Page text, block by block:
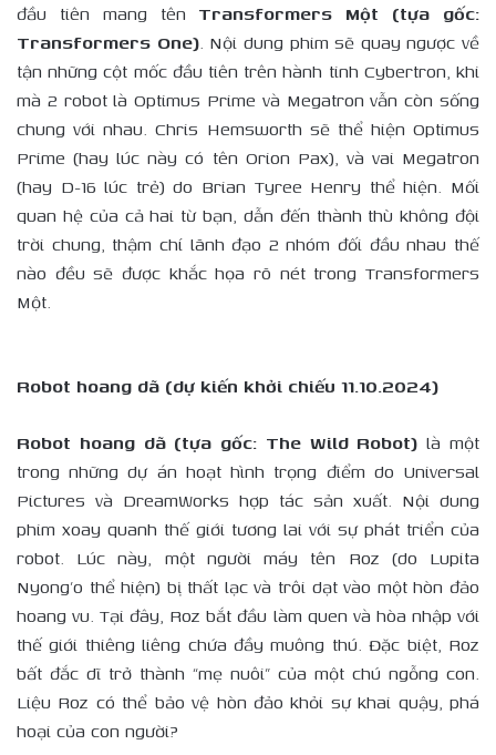
đầu tiên mang tên Transformers Một (tựa gốc:
Transformers One). Nội dung phim sẽ quay ngược về
tận những cột mốc đầu tiên trên hành tinh Cybertron, khi
mà 2 robot là Optimus Prime và Megatron vẫn còn sống
chung với nhau. Chris Hemsworth sẽ thể hiện Optimus
Prime (hay lúc này có tên Orion Pax), và vai Megatron
(hay D-16 lúc trẻ) do Brian Tyree Henry thể hiện. Mối
quan hệ của cả hai từ bạn, dẫn đến thành thù không đội
trời chung, thậm chí lãnh đạo 2 nhóm đối đầu nhau thế
nào đều sẽ được khắc họa rõ nét trong Transformers
Một.
Robot hoang dã (dự kiến khởi chiếu 11.10.2024)
Robot hoang dã (tựa gốc: The Wild Robot) là một
trong những dự án hoạt hình trọng điểm do Universal
Pictures và DreamWorks hợp tác sản xuất. Nội dung
phim xoay quanh thế giới tương lai với sự phát triển của
robot. Lúc này, một người máy tên Roz (do Lupita
Nyong’o thể hiện) bị thất lạc và trôi dạt vào một hòn đảo
hoang vu. Tại đây, Roz bắt đầu làm quen và hòa nhập với
thế giới thiêng liêng chứa đầy muông thú. Đặc biệt, Roz
bất đắc dĩ trở thành “mẹ nuôi” của một chú ngỗng con.
Liệu Roz có thể bảo vệ hòn đảo khỏi sự khai quậy, phá
hoại của con người?